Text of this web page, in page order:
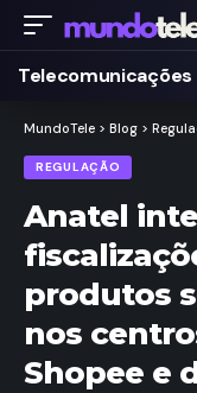
Telecomunicações
MundoTele > Blog >
REGULAÇÃO
Anatel
produtos
nos
Shopee e